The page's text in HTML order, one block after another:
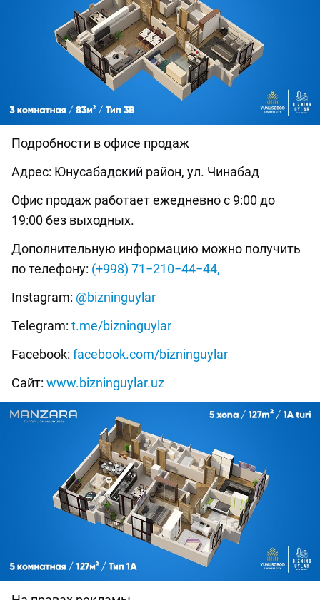
Подробности в офисе продаж
Адрес: Юнусабадский район, ул. Чинабад
Офис продаж работает ежедневно с 9:00 до
19:00 без выходных.
Дополнительную информацию можно получить
по телефону: (+998) 71−210−44−44,
Instagram: @bizninguylar
Telegram: t.me/bizninguylar
Facebook: facebook.com/bizninguylar
Сайт: www.bizninguylar.uz